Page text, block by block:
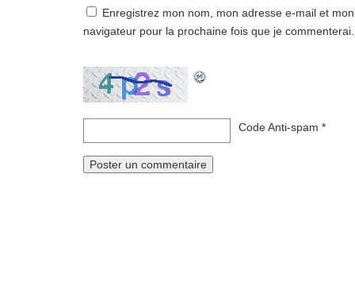
Enregistrez mon nom, mon adresse e-mail et
navigateur pour la prochaine fois que je commenterai.
Code Anti-spam *